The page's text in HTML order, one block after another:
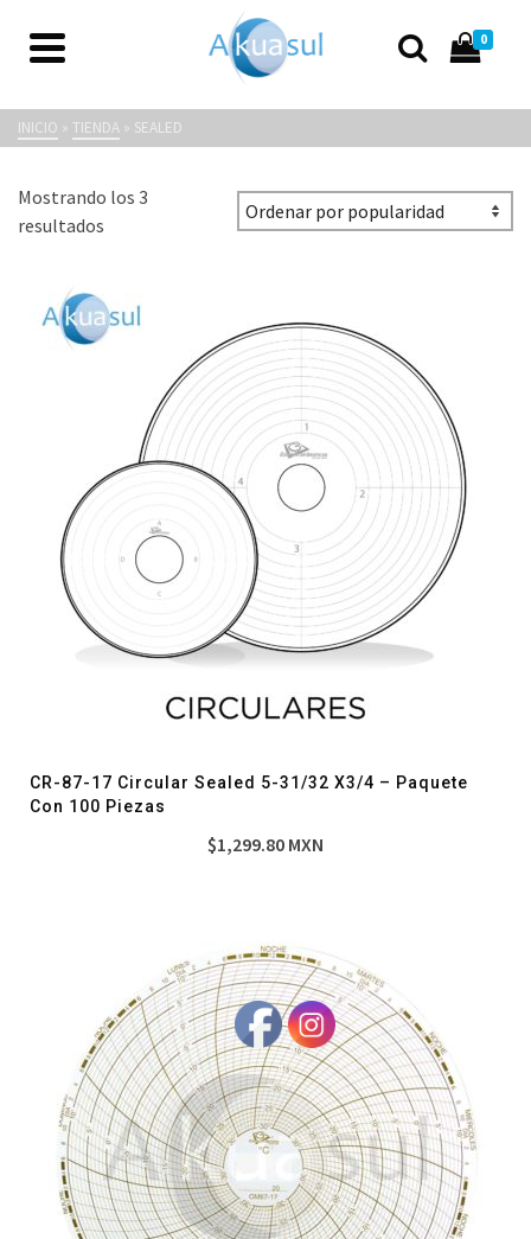
0
INICIO » TIENDA » SEALED
Mostrando los 3
resultados
CR-87-17 Circular Sealed 5-31/32 X3/4 – Paquete
Con 100 Piezas
$1,299.80 MXN